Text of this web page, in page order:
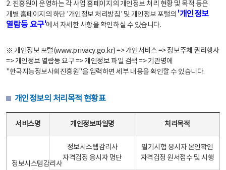
2. 진흥원이 운영하는 각 사업 홈페이지의 개인정보 처리 현황 및 목적 등은
개별 홈페이지의 하단 '개인정보 처리방침' 및 개인정보 포털의 '개인정보
열람등 요구'에서 자세한 사항을 확인하실 수 있습니다.
※ 개인정보 포털(www.privacy.go.kr) => 개인서비스 => 정보주체 권리행사
=> 개인정보 열람등 요구 => 개인정보 파일 검색 => 기관명에
"한국지능정보사회진흥원"을 입력하면 세부 내용을 확인할 수 있습니다.
개인정보의 처리목적 현황표
서비스명 개인정보파일명 처리목적
정보시스템감리사
정보시스템감리사
자격검정 응시자 명단
필기시험 응시자 본인확인
자격검정 원서접수 및 시행